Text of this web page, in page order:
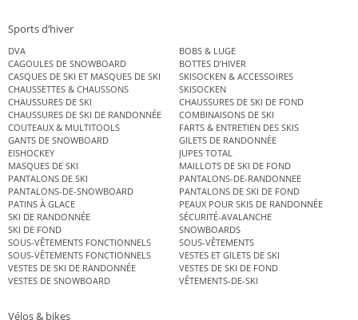
Sports d’hiver
DVA
BOBS & LUGE
CAGOULES DE SNOWBOARD
BOTTES D’HIVER
CASQUES DE SKI ET MASQUES DE SKI
SKISOCKEN & ACCESSOIRES
CHAUSSETTES & CHAUSSONS
SKISOCKEN
CHAUSSURES DE SKI
CHAUSSURES DE SKI DE FOND
CHAUSSURES DE SKI DE RANDONNÉE
COMBINAISONS DE SKI
COUTEAUX & MULTITOOLS
FARTS & ENTRETIEN DES SKIS
GANTS DE SNOWBOARD
GILETS DE RANDONNÉE
EISHOCKEY
JUPES TOTAL
MASQUES DE SKI
MAILLOTS DE SKI DE FOND
PANTALONS DE SKI
PANTALONS-DE-RANDONNEE
PANTALONS-DE-SNOWBOARD
PANTALONS DE SKI DE FOND
PATINS À GLACE
PEAUX POUR SKIS DE RANDONNÉE
SKI DE RANDONNÉE
SÉCURITÉ-AVALANCHE
SKI DE FOND
SNOWBOARDS
SOUS-VÊTEMENTS FONCTIONNELS
SOUS-VÊTEMENTS
SOUS-VÊTEMENTS FONCTIONNELS
VESTES ET GILETS DE SKI
VESTES DE SKI DE RANDONNÉE
VESTES DE SKI DE FOND
VESTES DE SNOWBOARD
VÊTEMENTS-DE-SKI
Vélos & bikes